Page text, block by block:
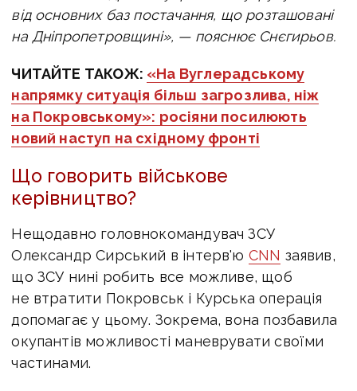
від основних баз постачання, що розташовані
на Дніпропетровщині», — пояснює Снєгирьов.
ЧИТАЙТЕ ТАКОЖ: «На Вуглерадському
напрямку ситуація більш загрозлива, ніж
на Покровському»: росіяни посилюють
новий наступ на східному фронті
Що говорить військове
керівництво?
Нещодавно головнокомандувач ЗСУ
Олександр Сирський в інтерв'ю CNN заявив,
що ЗСУ нині робить все можливе, щоб
не втратити Покровськ і Курська операція
допомагає у цьому. Зокрема, вона позбавила
окупантів можливості маневрувати своїми
частинами.